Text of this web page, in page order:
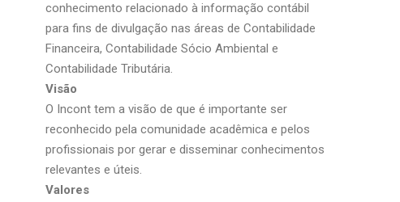
conhecimento relacionado à informação contábil
para fins de divulgação nas áreas de Contabilidade
Financeira, Contabilidade Sócio Ambiental e
Contabilidade Tributária.
Visão
O Incont tem a visão de que é importante ser
reconhecido pela comunidade acadêmica e pelos
profissionais por gerar e disseminar conhecimentos
relevantes e úteis.
Valores